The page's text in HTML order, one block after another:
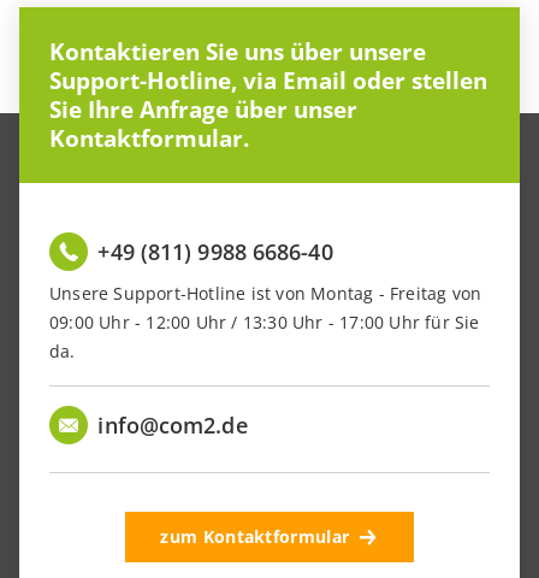
Kontaktieren Sie uns über unsere
Support-Hotline, via Email oder stellen
Sie Ihre Anfrage über unser
Kontaktformular.
+49 (811) 9988 6686-40
Unsere Support-Hotline ist von Montag - Freitag von
09:00 Uhr - 12:00 Uhr / 13:30 Uhr - 17:00 Uhr für Sie
da.
info@com2.de
zum Kontaktformular